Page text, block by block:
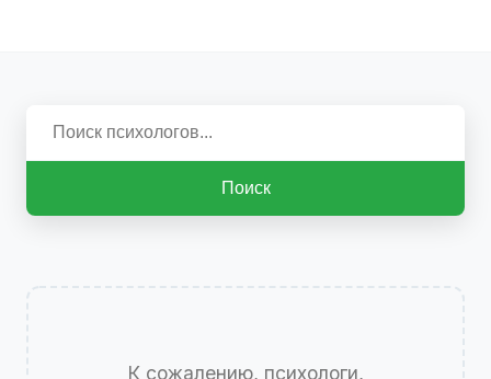
Поиск
К сожалению, психологи,